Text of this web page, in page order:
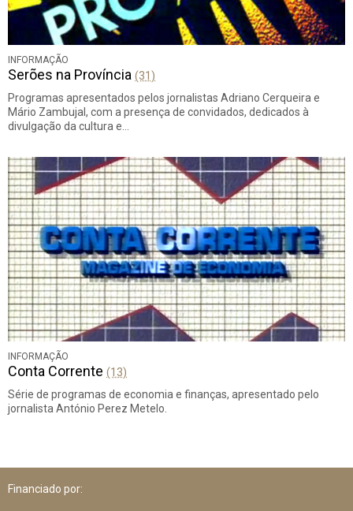
INFORMAÇÃO
Serões na Província (31)
Programas apresentados pelos jornalistas Adriano Cerqueira e
Mário Zambujal, com a presença de convidados, dedicados à
divulgação da cultura e…
INFORMAÇÃO
Conta Corrente (13)
Série de programas de economia e finanças, apresentado pelo
jornalista António Perez Metelo.
Financiado por: